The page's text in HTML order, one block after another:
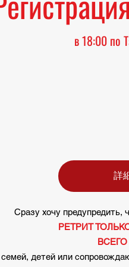
в 18:00 по
詳
Сразу хочу
РЕТРИТ
ВСЕГО
детей или